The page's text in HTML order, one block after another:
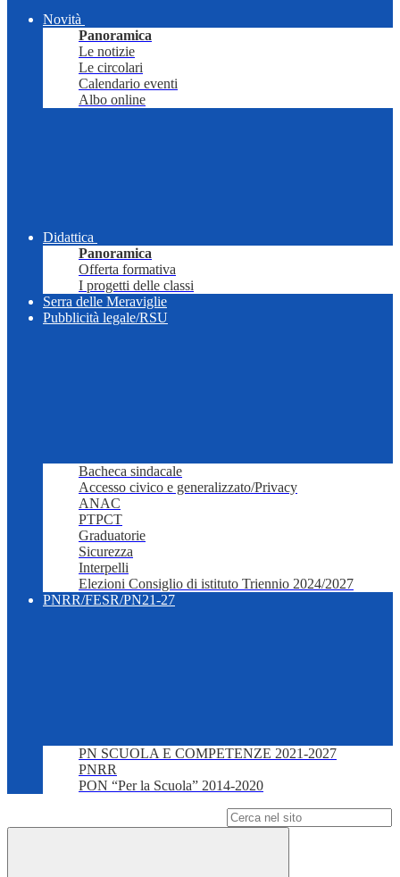
Novità
Panoramica
Le notizie
Le circolari
Calendario eventi
Albo online
Didattica
Panoramica
Offerta formativa
I progetti delle classi
Serra delle Meraviglie
Pubblicità legale/RSU
Bacheca sindacale
Accesso civico e generalizzato/Privacy
ANAC
PTPCT
Graduatorie
Sicurezza
Interpelli
Elezioni Consiglio di istituto Triennio 2024/2027
PNRR/FESR/PN21-27
PN SCUOLA E COMPETENZE 2021-2027
PNRR
PON “Per la Scuola” 2014-2020